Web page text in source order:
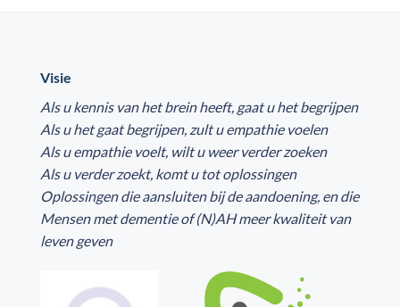
Visie
Als u kennis van het brein heeft, gaat u het begrijpen
Als u het gaat begrijpen, zult u empathie voelen
Als u empathie voelt, wilt u weer verder zoeken
Als u verder zoekt, komt u tot oplossingen
Oplossingen die aansluiten bij de aandoening, en die
Mensen met dementie of (N)AH meer kwaliteit van
leven geven